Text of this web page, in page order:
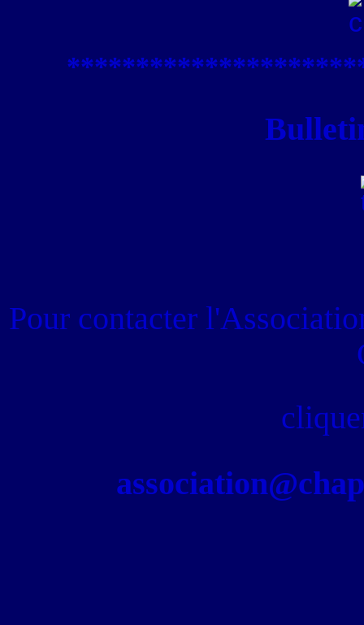
****************
Pour contacter